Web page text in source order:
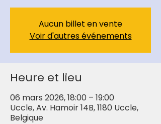
Aucun billet en vente
Voir d'autres événements
Heure et lieu
06 mars 2026, 18:00 – 19:00
Uccle, Av. Hamoir 14B, 1180 Uccle,
Belgique